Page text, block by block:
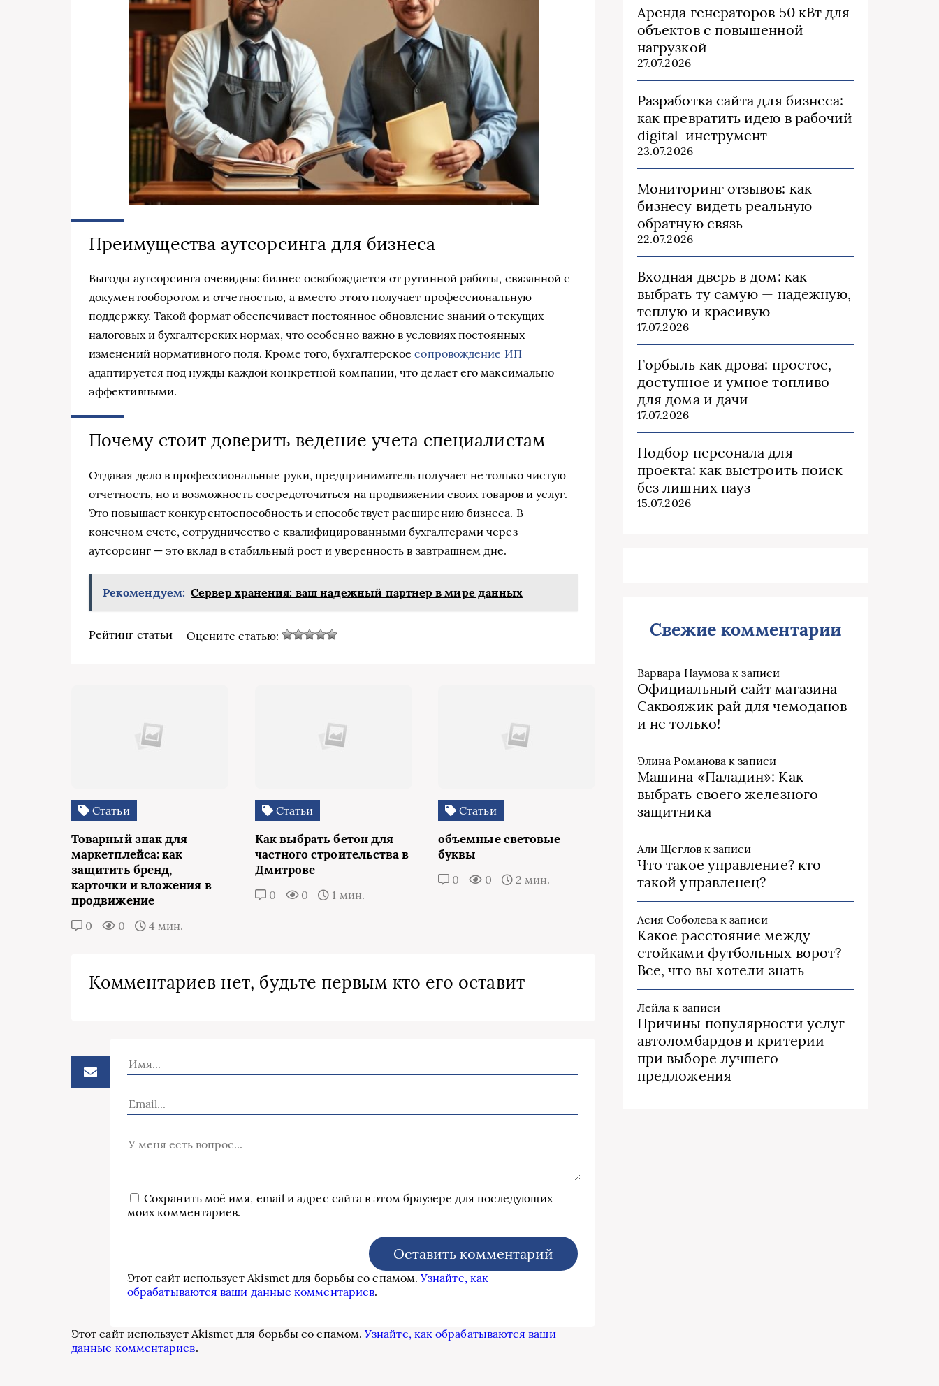
Преимущества аутсорсинга для бизнеса
Выгоды аутсорсинга очевидны: бизнес освобождается от рутинной работы, связанной с
документооборотом и отчетностью, а вместо этого получает профессиональную
поддержку. Такой формат обеспечивает постоянное обновление знаний о текущих
налоговых и бухгалтерских нормах, что особенно важно в условиях постоянных
изменений нормативного поля. Кроме того, бухгалтерскоесопровождение ИП
адаптируется под нужды каждой конкретной компании, что делает его максимально
эффективными.
Почему стоит доверить ведение учета специалистам
Отдавая дело в профессиональные руки, предприниматель получает не только чистую
отчетность, но и возможность сосредоточиться на продвижении своих товаров и услуг.
Это повышает конкурентоспособность и способствует расширению бизнеса. В
конечном счете, сотрудничество с квалифицированными бухгалтерами через
аутсорсинг — это вклад в стабильный рост и уверенность в завтрашнем дне.
Рекомендуем: Сервер хранения: ваш надежный партнер в мире данных
Рейтинг статьи Оцените статью:
Статьи
Товарный знак для
маркетплейса: как
защитить бренд,
карточки и вложения в
продвижение
0 0 4 мин.
Статьи
Как выбрать бетон для
частного строительства в
Дмитрове
0 0 1 мин.
Статьи
объемные световые
буквы
0 0 2 мин.
Комментариев нет, будьте первым кто его оставит
Сохранить моё имя, email и адрес сайта в этом браузере для последующих
моих комментариев.
Этот сайт использует Akismet для борьбы со спамом.Узнайте, как
обрабатываются ваши данные комментариев.
Этот сайт использует Akismet для борьбы со спамом.Узнайте, как обрабатываются ваши
данные комментариев.
Аренда генераторов 50 кВт для
объектов с повышенной
нагрузкой
27.07.2026
Разработка сайта для бизнеса:
как превратить идею в рабочий
digital-инструмент
23.07.2026
Мониторинг отзывов: как
бизнесу видеть реальную
обратную связь
22.07.2026
Входная дверь в дом: как
выбрать ту самую — надежную,
теплую и красивую
17.07.2026
Горбыль как дрова: простое,
доступное и умное топливо
для дома и дачи
17.07.2026
Подбор персонала для
проекта: как выстроить поиск
без лишних пауз
15.07.2026
Свежие комментарии
Варвара Наумова к записи
Официальный сайт магазина
Саквояжик рай для чемоданов
и не только!
Элина Романова к записи
Машина «Паладин»: Как
выбрать своего железного
защитника
Али Щегловк записи
Что такое управление? кто
такой управленец?
Асия Соболева к записи
Какое расстояние между
стойками футбольных ворот?
Все, что вы хотели знать
Лейла к записи
Причины популярности услуг
автоломбардов и критерии
при выборе лучшего
предложения